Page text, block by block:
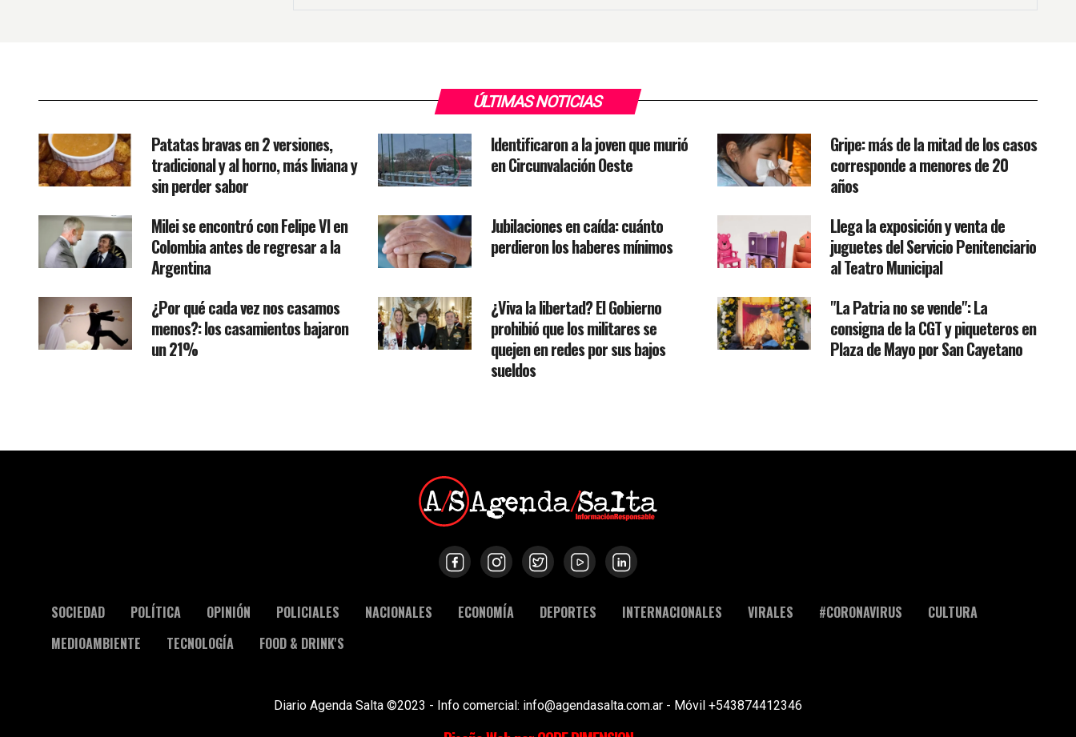
ÚLTIMAS NOTICIAS
Patatas bravas en 2 versiones,
tradicional y al horno, más liviana y
sin perder sabor
Identificaron a la joven que murió
en Circunvalación Oeste
Gripe: más de la mitad de los casos
corresponde a menores de 20
años
Milei se encontró con Felipe VI en
Colombia antes de regresar a la
Argentina
Jubilaciones en caída: cuánto
perdieron los haberes mínimos
Llega la exposición y venta de
juguetes del Servicio Penitenciario
al Teatro Municipal
¿Por qué cada vez nos casamos
menos?: los casamientos bajaron
un 21%
¿Viva la libertad? El Gobierno
prohibió que los militares se
quejen en redes por sus bajos
sueldos
"La Patria no se vende": La
consigna de la CGT y piqueteros en
Plaza de Mayo por San Cayetano
SOCIEDAD POLÍTICA OPINIÓN POLICIALES NACIONALES ECONOMÍA DEPORTES INTERNACIONALES VIRALES #CORONAVIRUS
CULTURA
MEDIOAMBIENTE
TECNOLOGÍA FOOD & DRINK'S
Diario Agenda Salta ©2023 - Info comercial: info@agendasalta.com.ar - Móvil +543874412346